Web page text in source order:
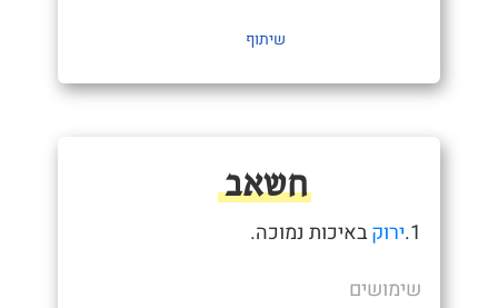
שיתוף
חשאב
1. ירוקבאיכות נמוכה.
שימושים